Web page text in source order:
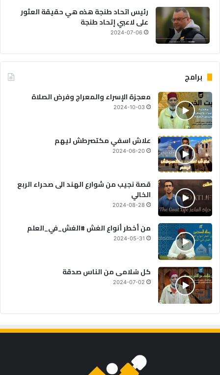
رئيس اتحاد طنجة هذه هي حقيقة العثور
على لاعبي إتحاد طنجة
2024-07-06
برامج
معجزة الإسراء والمعراج وفرض الصلاة
2024-10-03
علاش اسفي مكتصرطش ليهم
2024-06-20
قصة نجيب من شوارع الهند الى صحراء الربع
الخالي
2024-08-28
من أخطر أنواع الغش #الغش_في_العلم
2024-05-31
كل سُلامى من الناس صدقة
2024-07-02